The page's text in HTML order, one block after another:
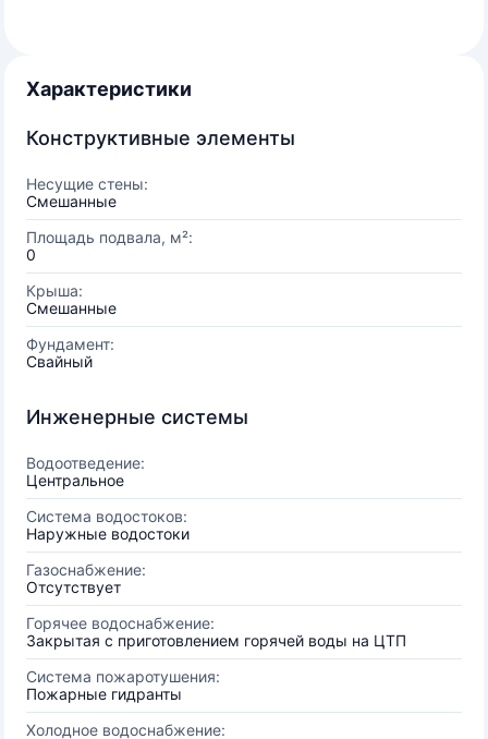
Характеристики
Конструктивные элементы
Несущие стены:
Смешанные
Площадь подвала, м²:
0
Крыша:
Смешанные
Фундамент:
Свайный
Инженерные системы
Водоотведение:
Центральное
Система водостоков:
Наружные водостоки
Газоснабжение:
Отсутствует
Горячее водоснабжение:
Закрытая с приготовлением горячей воды на ЦТП
Система пожаротушения:
Пожарные гидранты
Холодное водоснабжение: